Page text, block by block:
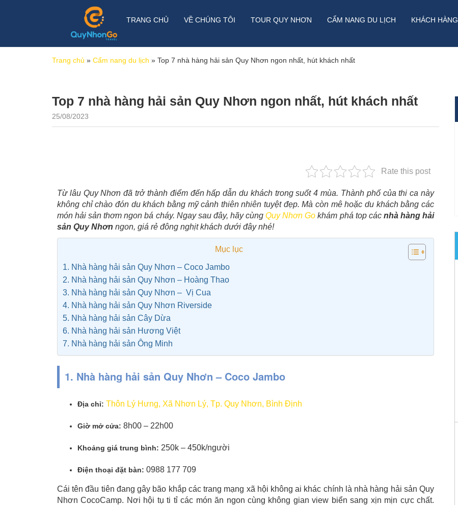
TRANG CHỦ VỀ CHÚNG TÔI TOUR QUY NHƠN CẨM NANG DU LỊCH KHÁCH HÀNG
Trang chủ » Cẩm nang du lịch » Top 7 nhà hàng hải sản Quy Nhơn ngon nhất, hút khách nhất
Top 7 nhà hàng hải sản Quy Nhơn ngon nhất, hút khách nhất
25/08/2023
Rate this post
Từ lâu Quy Nhơn đã trở thành điểm đến hấp dẫn du khách trong suốt 4 mùa. Thành phố của thi ca này
không chỉ chào đón du khách bằng mỹ cảnh thiên nhiên tuyệt đẹp. Mà còn mê hoặc du khách bằng các
món hải sản thơm ngon bá cháy. Ngay sau đây, hãy cùngQuy Nhơn Go khám phá top các nhà hàng hải
sản Quy Nhơn ngon, giá rẻ đông nghịt khách dưới đây nhé!
Mục lục
1. Nhà hàng hải sản Quy Nhơn – Coco Jambo
2. Nhà hàng hải sản Quy Nhơn – Hoàng Thao
3. Nhà hàng hải sản Quy Nhơn – Vị Cua
4. Nhà hàng hải sản Quy Nhơn Riverside
5. Nhà hàng hải sản Cây Dừa
6. Nhà hàng hải sản Hương Việt
7. Nhà hàng hải sản Ông Minh
1. Nhà hàng hải sản Quy Nhơn – Coco Jambo
Địa chỉ: Thôn Lý Hưng, Xã Nhơn Lý, Tp. Quy Nhơn, Bình Định
Giờ mở cửa: 8h00 – 22h00
Khoảng giá trung bình: 250k – 450k/người
Điện thoại đặt bàn: 0988 177 709
Cái tên đầu tiên đang gây bão khắp các trang mạng xã hội không ai khác chính là nhà hàng hải sản Quy
Nhơn CocoCamp. Nơi hội tụ ti tỉ các món ăn ngon cùng không gian view biển sang xịn mịn cực chất.